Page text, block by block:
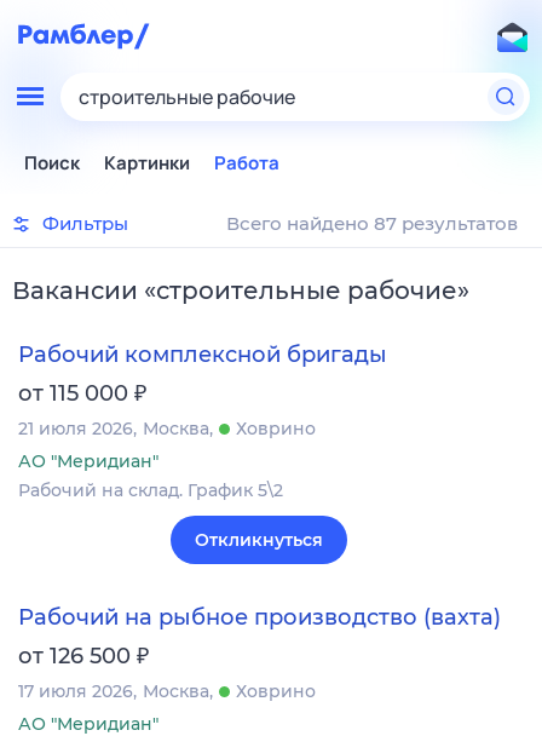
строительные рабочие
Поиск Картинки Работа
Фильтры Всего найдено 87 результатов
Вакансии «строительные рабочие»
Рабочий комплексной бригады
от 115 000 ₽
21 июля 2026 Москва
Ховрино
АО "Меридиан"
Рабочий на склад. График 5\2
Откликнуться
Рабочий на рыбное производство (вахта)
от 126 500 ₽
17 июля 2026 Москва
Ховрино
АО "Меридиан"